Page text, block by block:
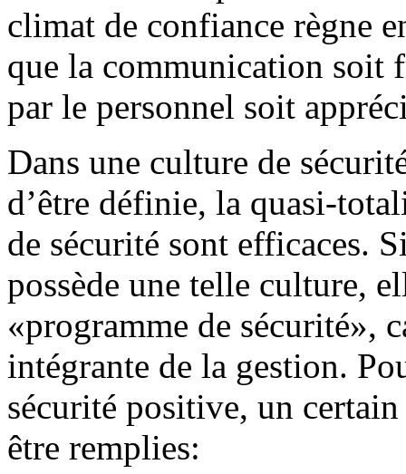
climat de confiance règne
que la communication soit
par le personnel soit
Dans une culture de
d’être définie, la quasi-
de sécurité sont efficaces.
possède une telle culture,
«programme de sécurité»,
intégrante de la gestion.
sécurité positive, un
être remplies: